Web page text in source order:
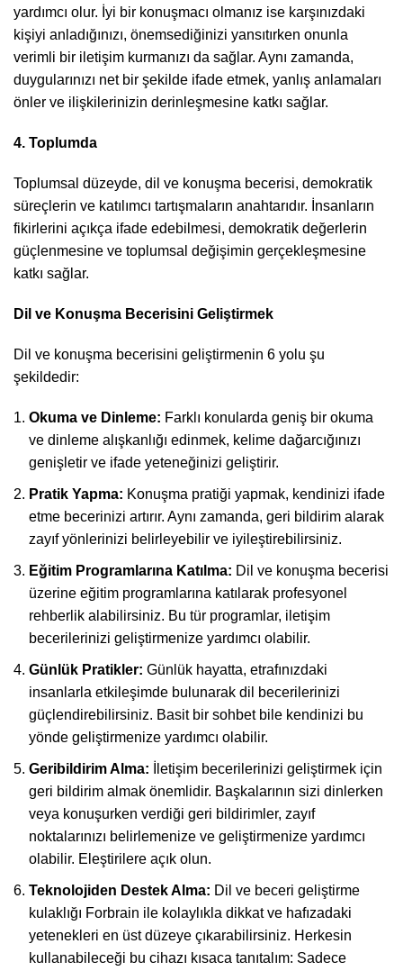
yardımcı olur. İyi bir konuşmacı olmanız ise karşınızdaki
kişiyi anladığınızı, önemsediğinizi yansıtırken onunla
verimli bir iletişim kurmanızı da sağlar. Aynı zamanda,
duygularınızı net bir şekilde ifade etmek, yanlış anlamaları
önler ve ilişkilerinizin derinleşmesine katkı sağlar.
4. Toplumda
Toplumsal düzeyde, dil ve konuşma becerisi, demokratik
süreçlerin ve katılımcı tartışmaların anahtarıdır. İnsanların
fikirlerini açıkça ifade edebilmesi, demokratik değerlerin
güçlenmesine ve toplumsal değişimin gerçekleşmesine
katkı sağlar.
Dil ve Konuşma Becerisini Geliştirmek
Dil ve konuşma becerisini geliştirmenin 6 yolu şu
şekildedir:
Okuma ve Dinleme: Farklı konularda geniş bir okuma
ve dinleme alışkanlığı edinmek, kelime dağarcığınızı
genişletir ve ifade yeteneğinizi geliştirir.
Pratik Yapma: Konuşma pratiği yapmak, kendinizi ifade
etme becerinizi artırır. Aynı zamanda, geri bildirim alarak
zayıf yönlerinizi belirleyebilir ve iyileştirebilirsiniz.
Eğitim Programlarına Katılma: Dil ve konuşma becerisi
üzerine eğitim programlarına katılarak profesyonel
rehberlik alabilirsiniz. Bu tür programlar, iletişim
becerilerinizi geliştirmenize yardımcı olabilir.
Günlük Pratikler: Günlük hayatta, etrafınızdaki
insanlarla etkileşimde bulunarak dil becerilerinizi
güçlendirebilirsiniz. Basit bir sohbet bile kendinizi bu
yönde geliştirmenize yardımcı olabilir.
Geribildirim Alma: İletişim becerilerinizi geliştirmek için
geri bildirim almak önemlidir. Başkalarının sizi dinlerken
veya konuşurken verdiği geri bildirimler, zayıf
noktalarınızı belirlemenize ve geliştirmenize yardımcı
olabilir. Eleştirilere açık olun.
Teknolojiden Destek Alma: Dil ve beceri geliştirme
kulaklığı Forbrain ile kolaylıkla dikkat ve hafızadaki
yetenekleri en üst düzeye çıkarabilirsiniz. Herkesin
kullanabileceği bu cihazı kısaca tanıtalım: Sadece